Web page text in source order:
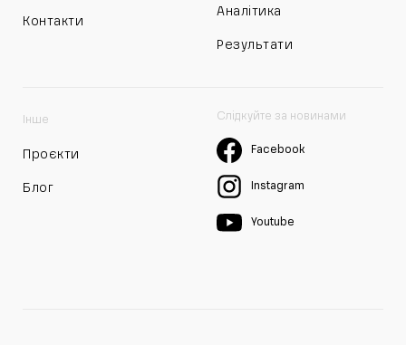
Контакти
Аналітика
Результати
Інше
Проєкти
Блог
Слідкуйте за новинами
Facebook
Instagram
Youtube